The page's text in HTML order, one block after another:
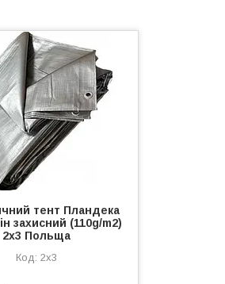
тент Пландека
захисний (110g/m2)
2x3 Польща
2x3